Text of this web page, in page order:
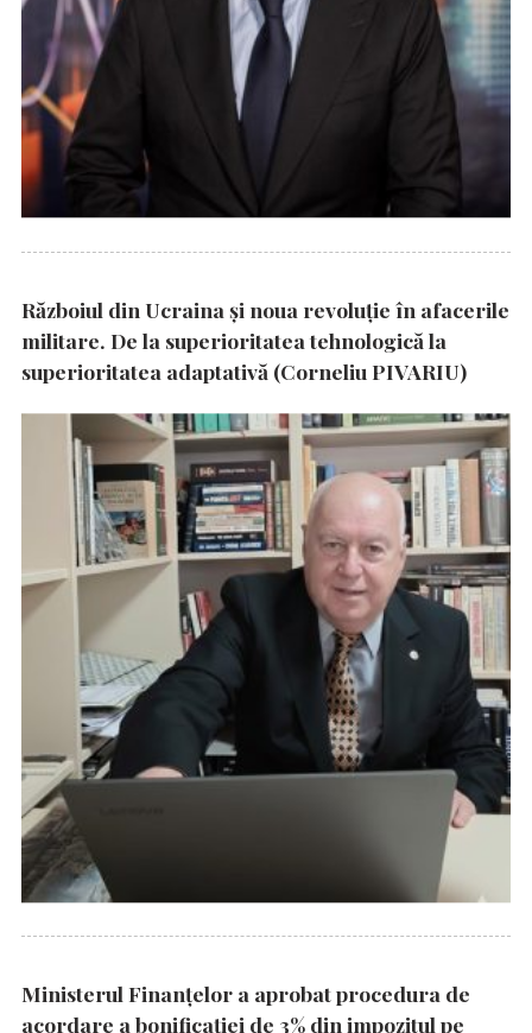
Războiul din Ucraina și noua revoluție în afacerile
militare. De la superioritatea tehnologică la
superioritatea adaptativă (Corneliu PIVARIU)
Ministerul Finanțelor a aprobat procedura de
acordare a bonificației de 3% din impozitul pe